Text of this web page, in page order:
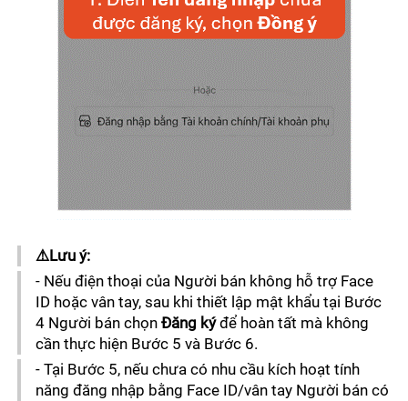
⚠️Lưu ý:
- Nếu điện thoại của Người bán không hỗ trợ Face
ID hoặc vân tay, sau khi thiết lập mật khẩu tại Bước
4 Người bán chọn Đăng ký để hoàn tất mà không
cần thực hiện Bước 5 và Bước 6.
- Tại Bước 5, nếu chưa có nhu cầu kích hoạt tính
năng đăng nhập bằng Face ID/vân tay Người bán có